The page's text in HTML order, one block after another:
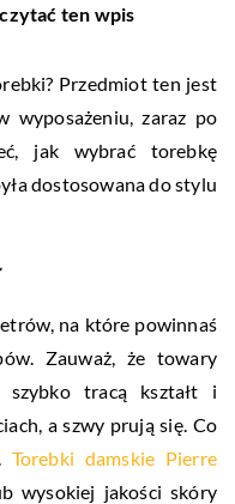
ten wpis
Przedmiot ten jest
wyposażeniu, zaraz po
jak wybrać torebkę
dostosowana do stylu
na które powinnaś
Zauważ, że towary
szybko tracą kształt i
a szwy prują się. Co
Torebki damskie Pierre
wysokiej jakości skóry